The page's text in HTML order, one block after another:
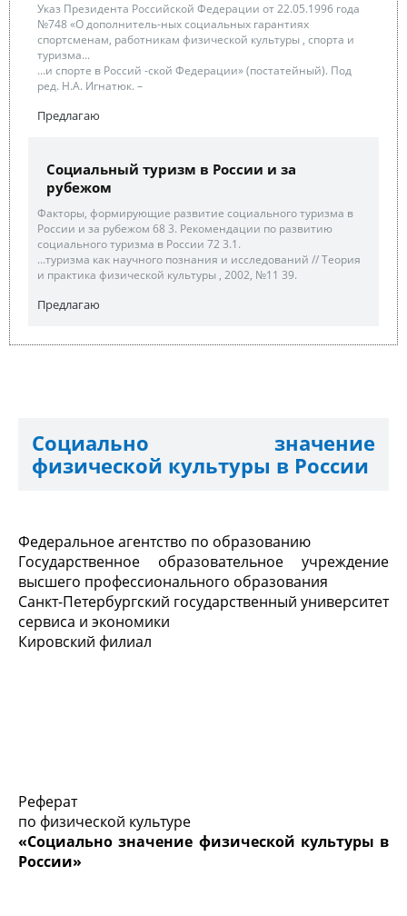
Указ Президента Российской Федерации от 22.05.1996 года
№748 «О дополнитель-ных социальных гарантиях
спортсменам, работникам физической культуры , спорта и
туризма...
...и спорте в Россий -ской Федерации» (постатейный). Под
ред. Н.А. Игнатюк. –
Предлагаю
Социальный туризм в России и за
рубежом
Факторы, формирующие развитие социального туризма в
России и за рубежом 68 3. Рекомендации по развитию
социального туризма в России 72 3.1.
...туризма как научного познания и исследований // Теория
и практика физической культуры , 2002, №11 39.
Предлагаю
Социально значение
физической культуры в России
Федеральное агентство по образованию
Государственное образовательное учреждение
высшего профессионального образования
Санкт-Петербургский государственный университет
сервиса и экономики
Кировский филиал
Реферат
по физической культуре
«Социально значение физической культуры в
России»